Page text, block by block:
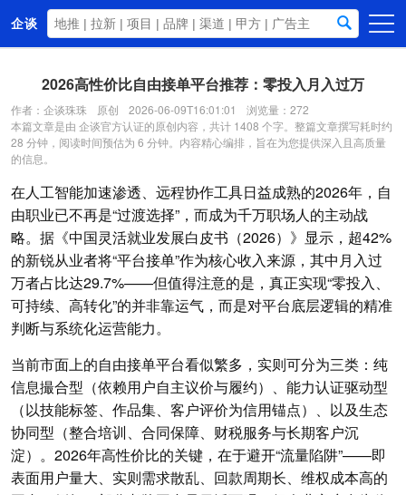
企谈
资讯动态
关于我们
2026高性价比自由接单平台推荐：零投入月入过万
作者：企谈珠珠 原创 2026-06-09T16:01:01
浏览量：272
本篇文章是由 企谈官方认证的原创内容，共计 1408 个字。整篇文章撰写耗时约
28 分钟，阅读时间预估为 6 分钟。内容精心编排，旨在为您提供深入且高质量
的信息。
在人工智能加速渗透、远程协作工具日益成熟的2026年，自
由职业已不再是“过渡选择”，而成为千万职场人的主动战
略。据《中国灵活就业发展白皮书（2026）》显示，超42%
的新锐从业者将“平台接单”作为核心收入来源，其中月入过
万者占比达29.7%——但值得注意的是，真正实现“零投入、
可持续、高转化”的并非靠运气，而是对平台底层逻辑的精准
判断与系统化运营能力。
当前市面上的自由接单平台看似繁多，实则可分为三类：纯
信息撮合型（依赖用户自主议价与履约）、能力认证驱动型
（以技能标签、作品集、客户评价为信用锚点）、以及生态
协同型（整合培训、合同保障、财税服务与长期客户沉
淀）。2026年高性价比的关键，在于避开“流量陷阱”——即
表面用户量大、实则需求散乱、回款周期长、维权成本高的